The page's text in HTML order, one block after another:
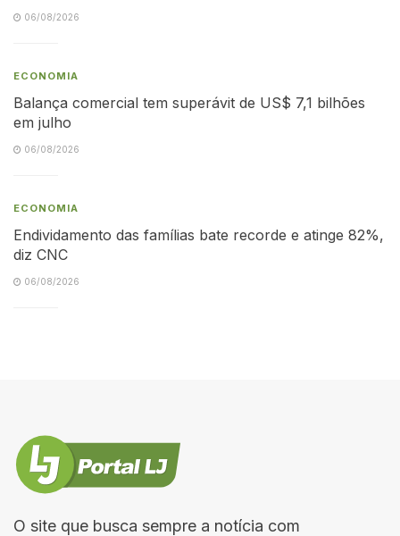
06/08/2026
ECONOMIA
Balança comercial tem superávit de US$ 7,1 bilhões
em julho
06/08/2026
ECONOMIA
Endividamento das famílias bate recorde e atinge 82%,
diz CNC
06/08/2026
O site que busca sempre a notícia com